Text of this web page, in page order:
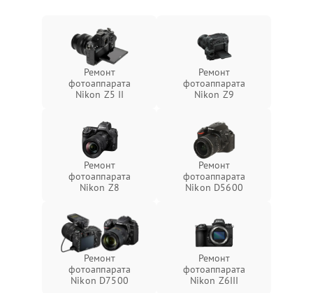
Ремонт
фотоаппарата
Nikon Z5 II
Ремонт
фотоаппарата
Nikon Z9
Ремонт
фотоаппарата
Nikon Z8
Ремонт
фотоаппарата
Nikon D5600
Ремонт
фотоаппарата
Nikon D7500
Ремонт
фотоаппарата
Nikon Z6III